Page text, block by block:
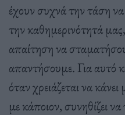
έχουν συχνά την τάση
την καθημερινότητά
απαίτηση να
απαντήσουμε. Για αυτό
όταν χρειάζεται να
με κάποιον, συνηθίζει